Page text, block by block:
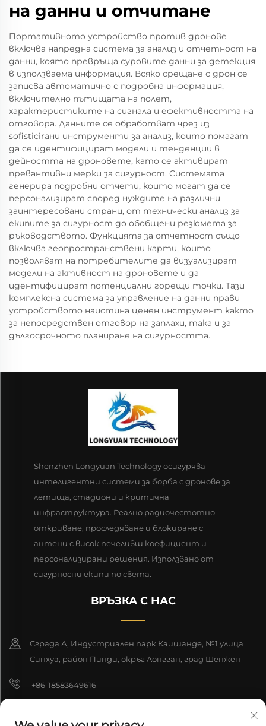
на данни и отчитане
Портативното устройство против дронове
включва напредна система за анализ и отчетност на
данни, която превръща суровите данни за детекция
в използваема информация. Всяко срещане с дрон се
записва автоматично с подробна информация,
включително пътищата на полет,
характеристиките на сигнала и ефективността на
отговора. Данните се обработват чрез из
sofisticirани инструменти за анализ, които помагат
да се идентифицират модели и тенденции в
дейността на дроновете, като се активират
превантивни мерки за сигурност. Системата
генерира подробни отчети, които могат да се
персонализират според нуждите на различни
заинтересовани страни, от технически анализ за
екипите за сигурност до обобщени резюмета за
ръководството. Функцията за отчетност също
включва геопространствени карти, които
позволяват на потребителите да визуализират
модели на активност на дроновете и да
идентифицират потенциални горещи точки. Тази
комплексна система за управление на данни прави
устройството наистина ценен инструмент както
за непосредствен отговор на заплахи, така и за
дългосрочното планиране на сигурността.
Shenzhen Longyuan Technology осигурява
интелигентни системи за борба с дронове за
летища, стадиони и критична
инфраструктура. Реално радиочестотно
откриване, проследяване и блокиране с
антени с висок печеливш коефициент и
персонализирани решения. Използвано от
сигурносни екипи по света.
ВРЪЗКА С НАС
Сграда А, Индустриален парк Каишанде, №1 улица
Синхуа, район Пинди, окръг Лонгган, град Шенжен
+86-18583649616